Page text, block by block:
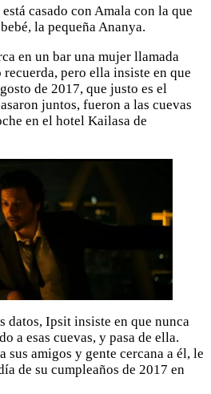
casado con Amala con la que
la pequeña Ananya.
en un bar una mujer llamada
recuerda, pero ella insiste en que
de 2017, que justo es el
juntos, fueron a las cuevas
en el hotel Kailasa de
datos, Ipsit insiste en que nunca
a esas cuevas, y pasa de ella.
sus amigos y gente cercana a él, le
de su cumpleaños de 2017 en